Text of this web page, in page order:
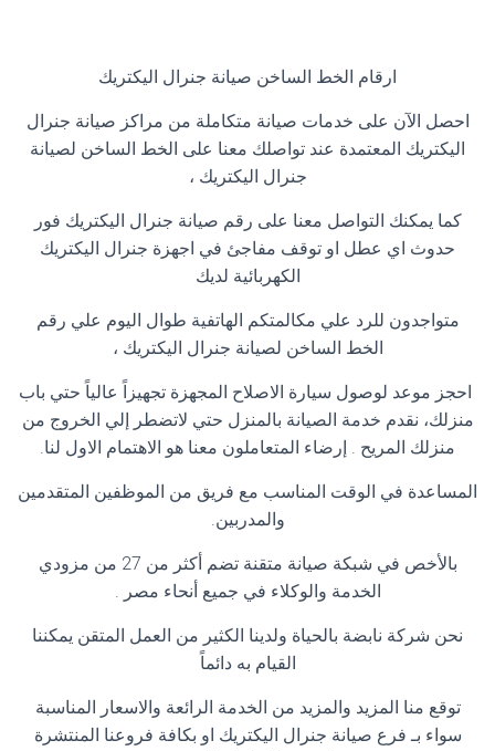
ارقام الخط الساخن صيانة جنرال اليكتريك
احصل الآن على خدمات صيانة متكاملة من مراكز صيانة جنرال
اليكتريك المعتمدة عند تواصلك معنا على الخط الساخن لصيانة
جنرال اليكتريك ،
كما يمكنك التواصل معنا على رقم صيانة جنرال اليكتريك فور
حدوث اي عطل او توقف مفاجئ في اجهزة جنرال اليكتريك
الكهربائية لديك
متواجدون للرد علي مكالمتكم الهاتفية طوال اليوم علي رقم
الخط الساخن لصيانة جنرال اليكتريك ،
احجز موعد لوصول سيارة الاصلاح المجهزة تجهيزاً عالياً حتي باب
منزلك، نقدم خدمة الصيانة بالمنزل حتي لاتضطر إلي الخروج من
منزلك المريح . إرضاء المتعاملون معنا هو الاهتمام الاول لنا.
المساعدة في الوقت المناسب مع فريق من الموظفين المتقدمين
والمدربين.
بالأخص في شبكة صيانة متقنة تضم أكثر من 27 من مزودي
الخدمة والوكلاء في جميع أنحاء مصر .
نحن شركة نابضة بالحياة ولدينا الكثير من العمل المتقن يمكننا
القيام به دائماً
توقع منا المزيد والمزيد من الخدمة الرائعة والاسعار المناسبة
سواء بـ فرع صيانة جنرال اليكتريك او بكافة فروعنا المنتشرة